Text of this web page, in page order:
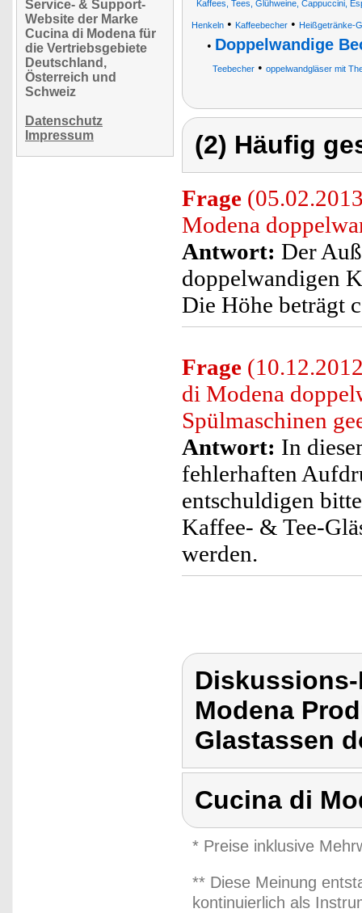
Service- & Support-
Website der Marke
Cucina di Modena für
die Vertriebsgebiete
Deutschland,
Österreich und
Schweiz
Datenschutz
Impressum
Kaffees, Tees, Glühweine, Cappuccini,
Henkeln• Kaffeebecher• Heißgetränke-
• Doppelwandige
Teebecher• oppelwandgläser mit
(2) Häufig
Frage
Modena
Antwort: Der
doppelwandigen
Die Höhe beträgt
Frage
di Modena
Spülmaschinen
Antwort: In
fehlerhaften
entschuldigen
Kaffee- & Tee-
werden.
Modena
Glastassen
Cucina di
* Preise inklusive
** Diese Meinung
kontinuierlich als